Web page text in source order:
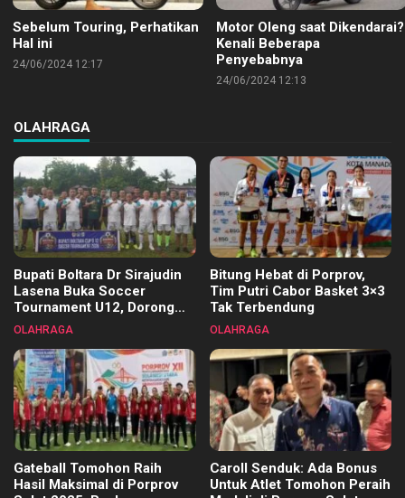
Sebelum Touring, Perhatikan
Hal ini
24/06/2024 12:17
Motor Oleng saat Dikendarai?
Kenali Beberapa
Penyebabnya
24/06/2024 12:13
OLAHRAGA
Bupati Boltara Dr Sirajudin
Lasena Buka Soccer
Tournament U12, Dorong
Pembinaan Merata di Setiap
OLAHRAGA
Bitung Hebat di Porprov,
Tim Putri Cabor Basket 3×3
Tak Terbendung
OLAHRAGA
Gateball Tomohon Raih
Hasil Maksimal di Porprov
Caroll Senduk: Ada Bonus
Untuk Atlet Tomohon Peraih